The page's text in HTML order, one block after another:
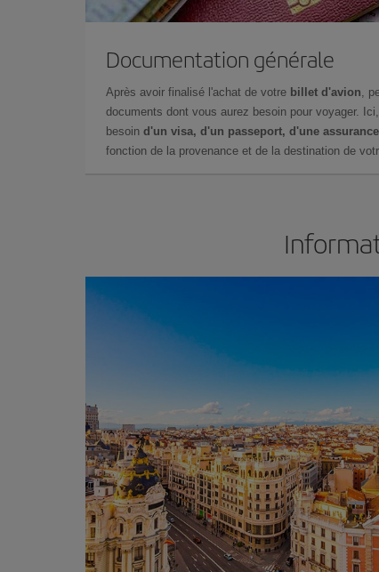
Documentation générale
Après avoir finalisé l'achat de votre billet d'avion,
documents dont vous aurez besoin pour voyager.
besoin d'un visa, d'un passeport, d'une assurance
fonction de la provenance et de la destination de